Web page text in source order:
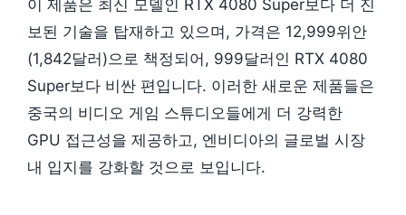
이 제품은 최신 모델인 RTX 4080 Super보다 더 진
보된 기술을 탑재하고 있으며, 가격은 12,999위안
(1,842달러)으로 책정되어, 999달러인 RTX 4080
Super보다 비싼 편입니다. 이러한 새로운 제품들은
중국의 비디오 게임 스튜디오들에게 더 강력한
GPU 접근성을 제공하고, 엔비디아의 글로벌 시장
내 입지를 강화할 것으로 보입니다.